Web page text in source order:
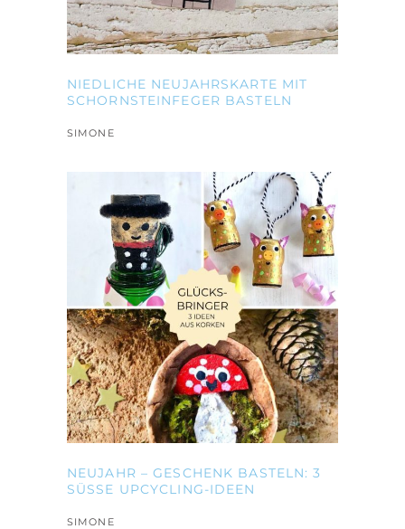
NIEDLICHE NEUJAHRSKARTE MIT
SCHORNSTEINFEGER BASTELN
SIMONE
NEUJAHR – GESCHENK BASTELN: 3
SÜSSE UPCYCLING-IDEEN
SIMONE